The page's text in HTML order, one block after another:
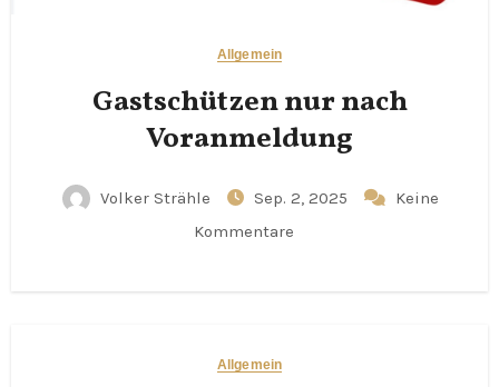
Allgemein
Gastschützen nur nach
Voranmeldung
Volker Strähle Sep. 2, 2025
Keine
Kommentare
Allgemein